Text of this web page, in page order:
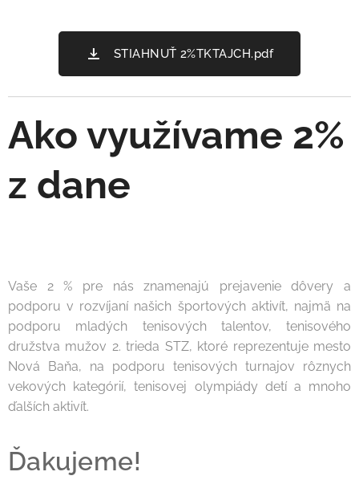
STIAHNUŤ 2%TKTAJCH.pdf
Ako využívame 2%
z dane
Vaše 2 % pre nás znamenajú prejavenie dôvery a
podporu v rozvíjaní našich športových aktivít, najmä na
podporu mladých tenisových talentov, tenisového
družstva mužov 2. trieda STZ, ktoré reprezentuje mesto
Nová Baňa, na podporu tenisových turnajov rôznych
vekových kategórií, tenisovej olympiády detí a mnoho
ďalších aktivít.
Ďakujeme!